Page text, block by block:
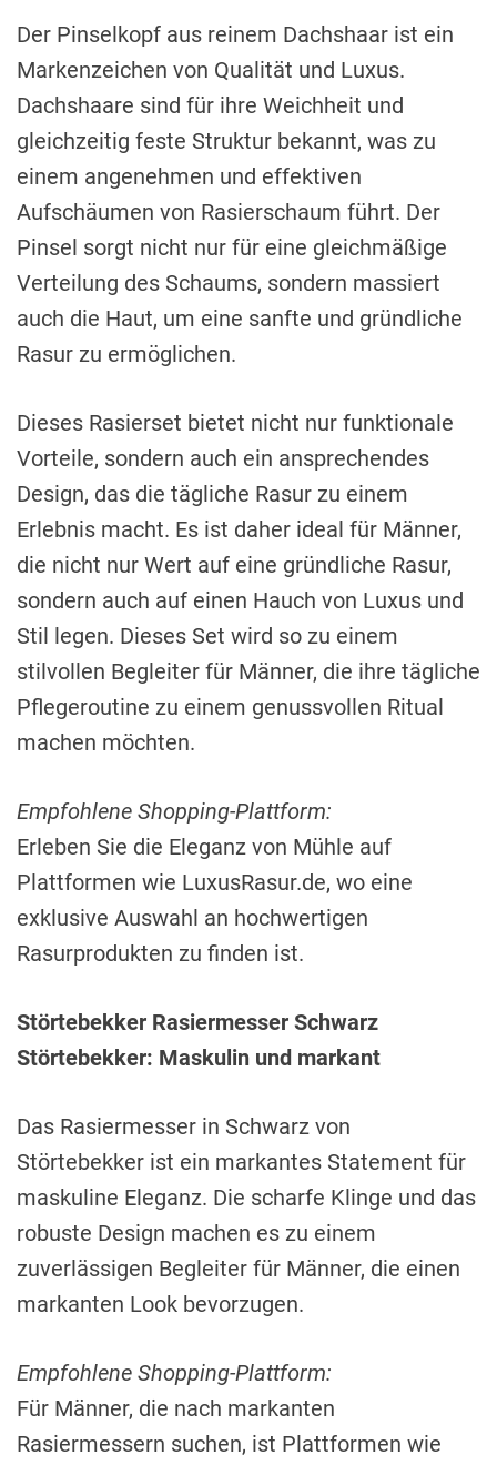
Der Pinselkopf aus reinem Dachshaar ist ein
Markenzeichen von Qualität und Luxus.
Dachshaare sind für ihre Weichheit und
gleichzeitig feste Struktur bekannt, was zu
einem angenehmen und effektiven
Aufschäumen von Rasierschaum führt. Der
Pinsel sorgt nicht nur für eine gleichmäßige
Verteilung des Schaums, sondern massiert
auch die Haut, um eine sanfte und gründliche
Rasur zu ermöglichen.
Dieses Rasierset bietet nicht nur funktionale
Vorteile, sondern auch ein ansprechendes
Design, das die tägliche Rasur zu einem
Erlebnis macht. Es ist daher ideal für Männer,
die nicht nur Wert auf eine gründliche Rasur,
sondern auch auf einen Hauch von Luxus und
Stil legen. Dieses Set wird so zu einem
stilvollen Begleiter für Männer, die ihre tägliche
Pflegeroutine zu einem genussvollen Ritual
machen möchten.
Empfohlene Shopping-Plattform:
Erleben Sie die Eleganz von Mühle auf
Plattformen wie LuxusRasur.de, wo eine
exklusive Auswahl an hochwertigen
Rasurprodukten zu finden ist.
Störtebekker Rasiermesser Schwarz
Störtebekker: Maskulin und markant
Das Rasiermesser in Schwarz von
Störtebekker ist ein markantes Statement für
maskuline Eleganz. Die scharfe Klinge und das
robuste Design machen es zu einem
zuverlässigen Begleiter für Männer, die einen
markanten Look bevorzugen.
Empfohlene Shopping-Plattform:
Für Männer, die nach markanten
Rasiermessern suchen, ist Plattformen wie